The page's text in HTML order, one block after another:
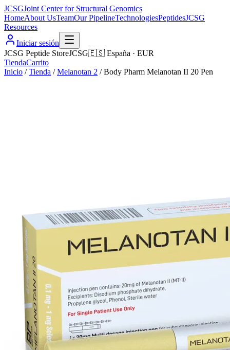
JCSGJoint Center for Structural Genomics
HomeAbout UsTeamOur PipelineTechnologiesPeptidesJCSG
Resources
Iniciar sesión
JCSG Peptide StoreJCSG🇪🇸 España · EUR
TiendaCarrito
Inicio / Tienda / Melanotan 2 /Body Pharm Melanotan II 20 Pen